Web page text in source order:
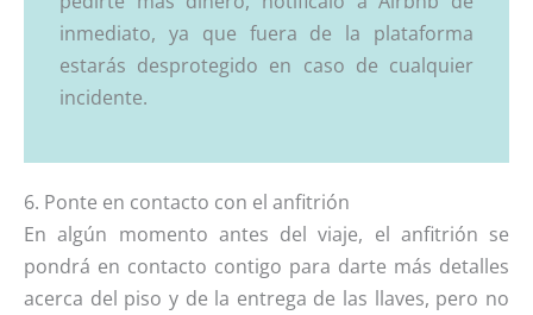
inmediato, ya que fuera de la plataforma
estarás desprotegido en caso de cualquier
incidente.
6. Ponte en contacto con el anfitrión
En algún momento antes del viaje, el anfitrión se
pondrá en contacto contigo para darte más detalles
acerca del piso y de la entrega de las llaves, pero no